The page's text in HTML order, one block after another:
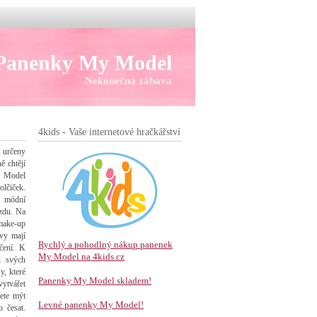
My Model
Nekonečná zábava
chtějí
módní
Na
up
mají
K
svých
které
mýt
česat.
4kids - Vaše internetové hračkářství
Rychlý a pohodlný nákup panenek
My Model na 4kids.cz
Panenky My Model skladem!
Levné panenky My Model!